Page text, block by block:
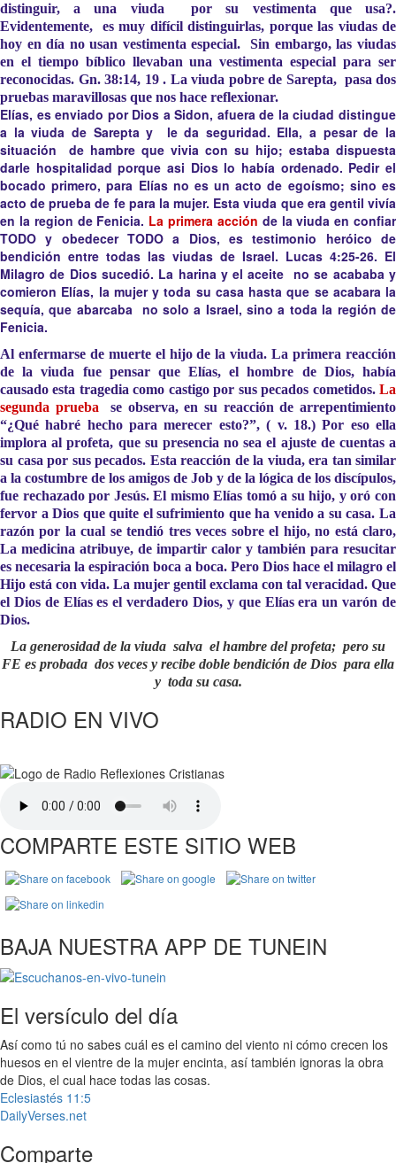
distinguir, a una viuda por su vestimenta que usa?.
Evidentemente, es muy difícil distinguirlas, porque las viudas de
hoy en día no usan vestimenta especial. Sin embargo, las viudas
en el tiempo bíblico llevaban una vestimenta especial para ser
reconocidas. Gn. 38:14, 19 . La viuda pobre de Sarepta, pasa dos
pruebas maravillosas que nos hace reflexionar.
Elías, es enviado por Dios a Sidon, afuera de la ciudad distingue
a la viuda de Sarepta y le da seguridad. Ella,a pesar de la
situación de hambre que vivia con su hijo; estaba dispuesta
darle hospitalidad porque asi Dios lo había ordenado. Pedir el
bocado primero, para Elías no es un acto de egoísmo; sino es
acto de prueba de fe para la mujer. Esta viuda que era gentil vivía
en la region de Fenicia. La primera acción de la viuda en confiar
TODO y obedecer TODO a Dios, es testimonio heróico de
bendición entre todas las viudas de Israel. Lucas 4:25-26. El
Milagro de Dios sucedió. La harina y el aceite no se acababa y
comieron Elías, la mujer y toda su casa hasta que se acabara la
sequía, que abarcaba no solo a Israel, sino a toda la región de
Fenicia.
Al enfermarse de muerte el hijo de la viuda. La primera reacción
de la viuda fue pensar que Elías, el hombre de Dios, había
causado esta tragedia como castigo por sus pecados cometidos. La
segunda prueba se observa, en su reacción de arrepentimiento
“¿Qué habré hecho para merecer esto?”, ( v. 18.) Por eso ella
implora al profeta, que su presencia no sea el ajuste de cuentas a
su casa por sus pecados. Esta reacción de la viuda, era tan similar
a la costumbre de los amigos de Job y de la lógica de los discípulos,
fue rechazado por Jesús. El mismo Elías tomó a su hijo, y oró con
fervor a Dios que quite el sufrimiento que ha venido a su casa. La
razón por la cual se tendió tres veces sobre el hijo, no está claro,
La medicina atribuye, de impartir calor y también para resucitar
es necesaria la espiración boca a boca. Pero Dios hace el milagro el
Hijo está con vida. La mujer gentil exclama con tal veracidad. Que
el Dios de Elías es el verdadero Dios, y que Elías era un varón de
Dios.
La generosidad de la viuda salva el hambre del profeta; pero su
FE es probada dos veces y recibe doble bendición de Dios para ella
y toda su casa.
RADIO EN VIVO
COMPARTE ESTE SITIO WEB
BAJA NUESTRA APP DE TUNEIN
El versículo del día
Así como tú no sabes cuál es el camino del viento ni cómo crecen los
huesos en el vientre de la mujer encinta, así también ignoras la obra
de Dios, el cual hace todas las cosas.
Eclesiastés 11:5
DailyVerses.net
Comparte